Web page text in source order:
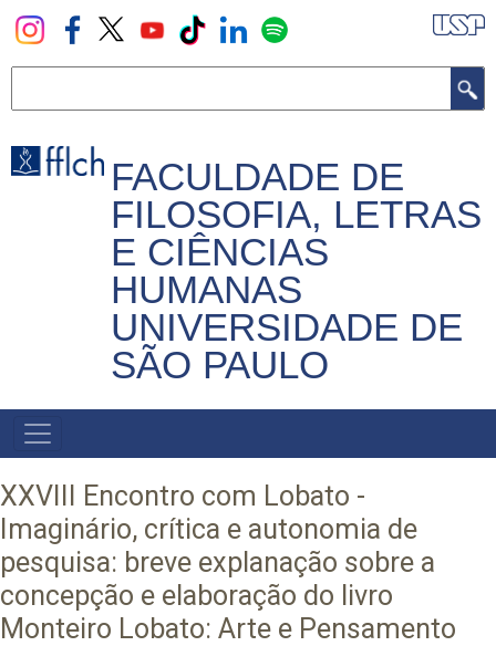
Pular
para
principal
FACULDADE DE
FILOSOFIA, LETRAS
E CIÊNCIAS
HUMANAS
UNIVERSIDADE DE
SÃO PAULO
NAVEGADOR
PRINCIPAL
XXVIII Encontro com Lobato -
Imaginário, crítica e autonomia de
pesquisa: breve explanação sobre a
concepção e elaboração do livro
Monteiro Lobato: Arte e Pensamento